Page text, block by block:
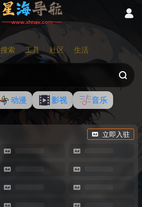
搜索 工具 社区 生活
动漫 影视 音乐
立即入驻